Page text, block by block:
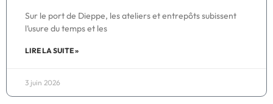
Sur le port de Dieppe, les ateliers et entrepôts subissent
l’usure du temps et les
LIRE LA SUITE »
3 juin 2026